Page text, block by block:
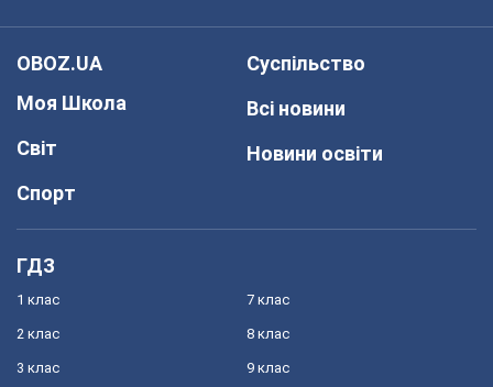
OBOZ.UA
Моя Школа
Світ
Спорт
Суспільство
Всі новини
Новини освіти
ГДЗ
1 клас
2 клас
3 клас
7 клас
8 клас
9 клас